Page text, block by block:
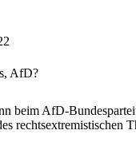
AfD?
beim AfD-
rechtsextremistischen